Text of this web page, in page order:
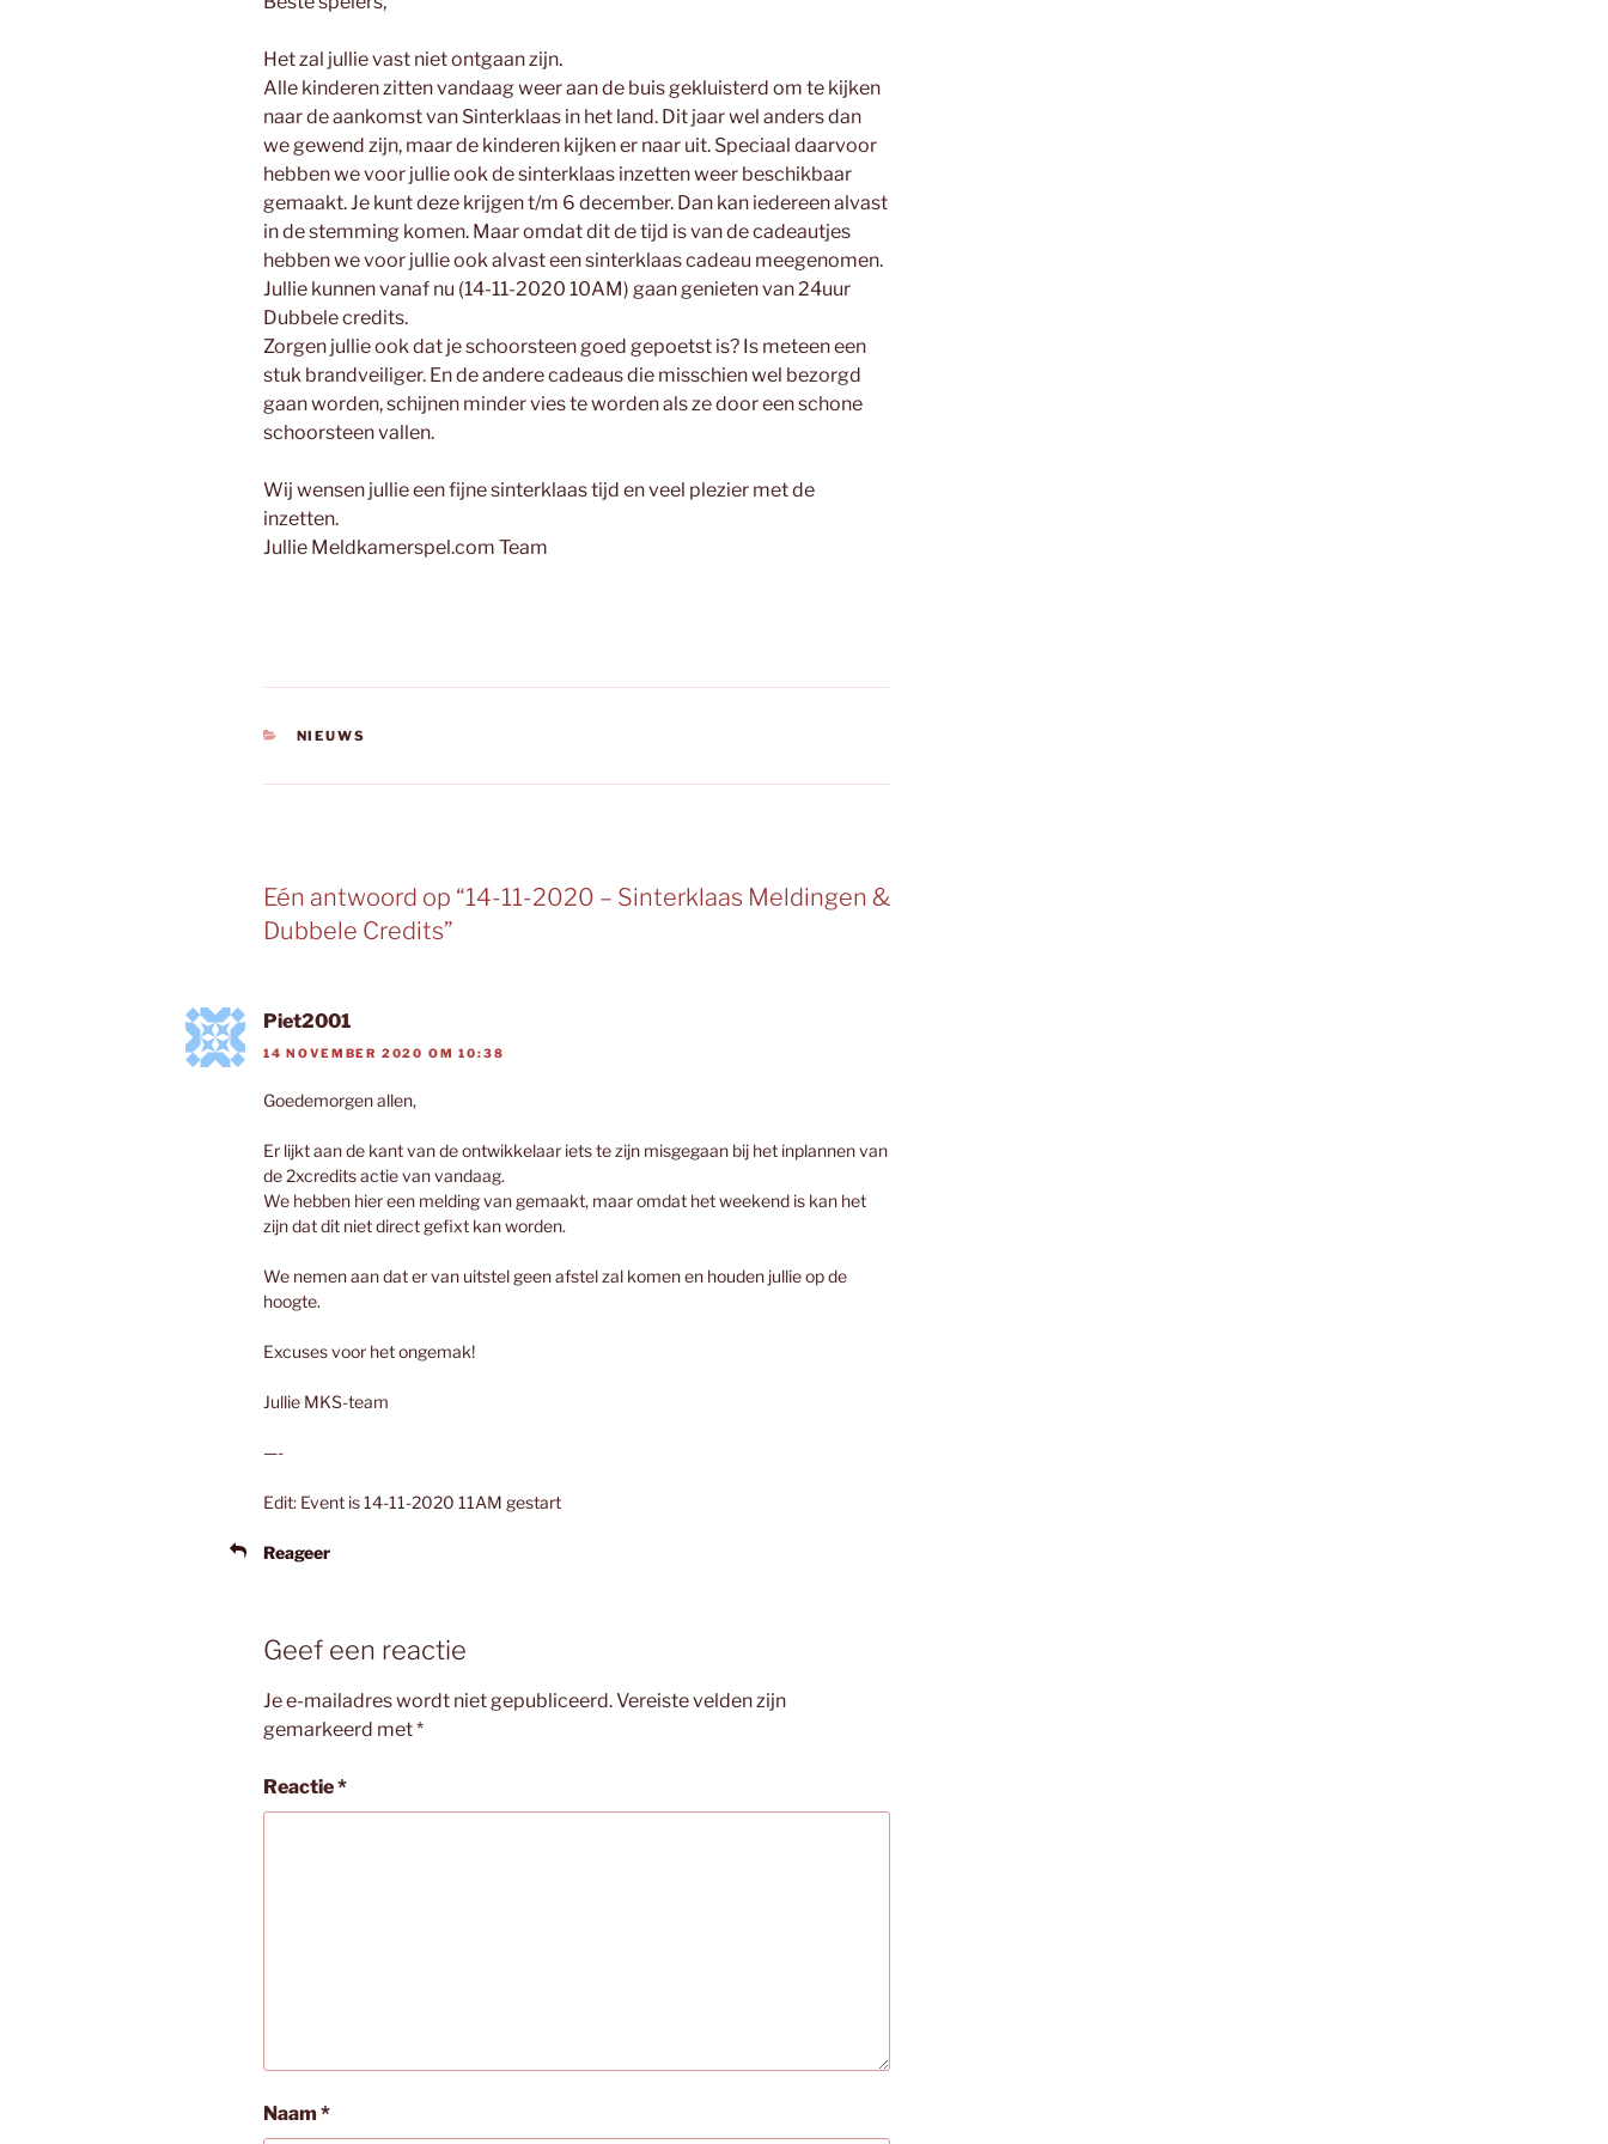
Het zal jullie vast niet ontgaan zijn.
Alle kinderen zitten vandaag weer aan de buis gekluisterd om te kijken
naar de aankomst van Sinterklaas in het land. Dit jaar wel anders dan
we gewend zijn, maar de kinderen kijken er naar uit. Speciaal daarvoor
hebben we voor jullie ook de sinterklaas inzetten weer beschikbaar
gemaakt. Je kunt deze krijgen t/m 6 december. Dan kan iedereen alvast
in de stemming komen. Maar omdat dit de tijd is van de cadeautjes
hebben we voor jullie ook alvast een sinterklaas cadeau meegenomen.
Jullie kunnen vanaf nu (14-11-2020 10AM) gaan genieten van 24uur
Dubbele credits.
Zorgen jullie ook dat je schoorsteen goed gepoetst is? Is meteen een
stuk brandveiliger. En de andere cadeaus die misschien wel bezorgd
gaan worden, schijnen minder vies te worden als ze door een schone
schoorsteen vallen.
Wij wensen jullie een fijne sinterklaas tijd en veel plezier met de
inzetten.
Jullie Meldkamerspel.com Team
CATEGORIEËN
NIEUWS
Eén antwoord op “14-11-2020 – Sinterklaas Meldingen &
Dubbele Credits”
Piet2001
14 NOVEMBER 2020 OM 10:38
Goedemorgen allen,
Er lijkt aan de kant van de ontwikkelaar iets te zijn misgegaan bij het inplannen van
de 2xcredits actie van vandaag.
​We hebben hier een melding van gemaakt, maar omdat het weekend is kan het
zijn dat dit niet direct gefixt kan worden.
We nemen aan dat er van uitstel geen afstel zal komen en houden jullie op de
hoogte.
Excuses voor het ongemak!
​Jullie MKS-team
—-
Edit: Event is 14-11-2020 11AM gestart
Reageer
Geef een reactie
Je e-mailadres wordt niet gepubliceerd.Vereiste velden zijn
gemarkeerd met*
Reactie*
Naam *